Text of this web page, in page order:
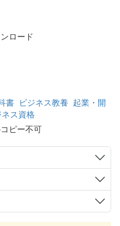
ロード
書 ビジネス教養
起業・開
ネス資格
ピー不可